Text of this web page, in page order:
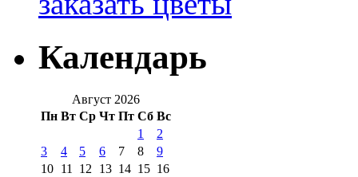
Календарь
Август 2026
Пн Вт Ср Чт Пт Сб Вс
1
2
3
4 5 6 7 8
9
10 11 12 13 14 15 16